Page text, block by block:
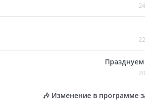
Празднуем
🎶 Изменение в программе